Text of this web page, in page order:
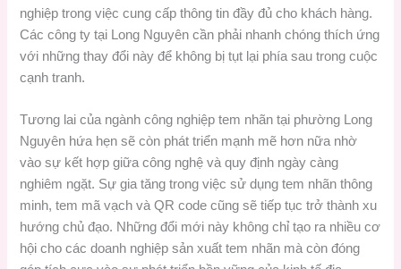
nghiệp trong việc cung cấp thông tin đầy đủ cho khách hàng.
Các công ty tại Long Nguyên cần phải nhanh chóng thích ứng
với những thay đổi này để không bị tụt lại phía sau trong cuộc
cạnh tranh.
Tương lai của ngành công nghiệp tem nhãn tại phường Long
Nguyên hứa hẹn sẽ còn phát triển mạnh mẽ hơn nữa nhờ
vào sự kết hợp giữa công nghệ và quy định ngày càng
nghiêm ngặt. Sự gia tăng trong việc sử dụng tem nhãn thông
minh, tem mã vạch và QR code cũng sẽ tiếp tục trở thành xu
hướng chủ đạo. Những đổi mới này không chỉ tạo ra nhiều cơ
hội cho các doanh nghiệp sản xuất tem nhãn mà còn đóng